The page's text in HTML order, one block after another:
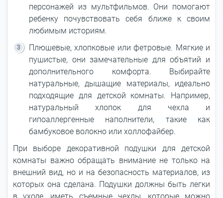
персонажей из мультфильмов. Они помогают
ребенку почувствовать себя ближе к своим
любимым историям.
Плюшевые, хлопковые или фетровые. Мягкие и
пушистые, они замечательные для объятий и
дополнительного комфорта. Выбирайте
натуральные, дышащие материалы, идеально
подходящие для детской комнаты. Например,
натуральный хлопок для чехла и
гипоаллергенные наполнители, такие как
бамбуковое волокно или холлофайбер.
При выборе декоративной подушки для детской
комнаты важно обращать внимание не только на
внешний вид, но и на безопасность материалов, из
которых она сделана. Подушки должны быть легки